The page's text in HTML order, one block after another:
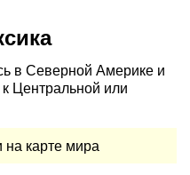
в Северной Америке и
Центральной или
карте мира